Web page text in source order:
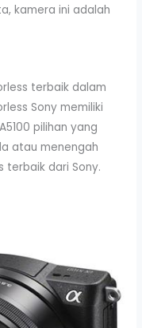
kamera ini adalah
terbaik dalam
Sony memiliki
pilihan yang
atau menengah
terbaik dari Sony.